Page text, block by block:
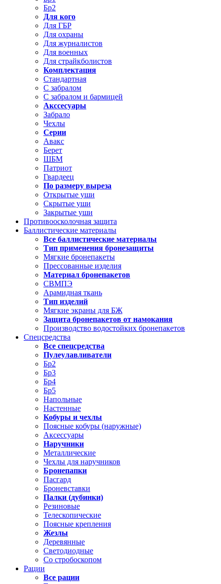
Бр2
Для кого
Для ГБР
Для охраны
Для журналистов
Для военных
Для страйкболистов
Комплектация
Стандартная
С забралом
С забралом и бармицей
Акссесуары
Забрало
Чехлы
Серии
Авакс
Берет
ШБМ
Патриот
Гвардеец
По размеру выреза
Открытые уши
Скрытые уши
Закрытые уши
Противоосколочная защита
Баллистические материалы
Все баллистические материалы
Тип применения бронезащиты
Мягкие бронепакеты
Прессованные изделия
Материал бронепакетов
СВМПЭ
Арамидная ткань
Тип изделий
Мягкие экраны для БЖ
Защита бронепакетов от намокания
Производство водостойких бронепакетов
Спецсредства
Все спецсредства
Пулеулавливатели
Бр2
Бр3
Бр4
Бр5
Напольные
Настенные
Кобуры и чехлы
Поясные кобуры (наружные)
Аксессуары
Наручники
Металлические
Чехлы для наручников
Бронепапки
Пасгард
Броневставки
Палки (дубинки)
Резиновые
Телескопические
Поясные крепления
Жезлы
Деревянные
Светодиодные
Со стробоскопом
Рации
Все рации